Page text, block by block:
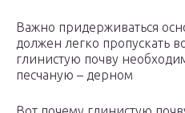
Важно придерживаться
должен легко пропускать
глинистую почву
песчаную – дерном